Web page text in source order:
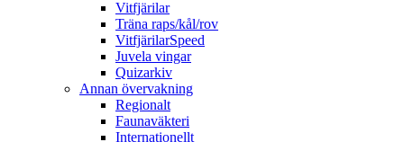
Vitfjärilar
Träna raps/kål/rov
VitfjärilarSpeed
Juvela vingar
Quizarkiv
Annan övervakning
Regionalt
Faunaväkteri
Internationellt